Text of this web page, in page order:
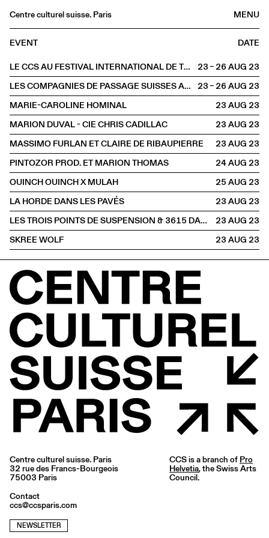
MENU
Centre culturel suisse. Paris
Agenda
Buvette
Archives
Medias
Publications
About
FR/EN
OFFSITE Aurillac
EVENT
DATE
LE CCS AU FESTIVAL INTERNATIONAL DE THÉÂTRE DE RUE D’AURILLAC
23 – 26 AUG2023
LES COMPAGNIES DE PASSAGE SUISSES AU FESTIVAL D'AURILLAC
23 – 26 AUG2023
MARIE-CAROLINE HOMINAL
23 AUG2023
MARION DUVAL - CIE CHRIS CADILLAC
23 AUG2023
MASSIMO FURLAN ET CLAIRE DE RIBAUPIERRE
23 AUG2023
PINTOZOR PROD. ET MARION THOMAS
24 AUG2023
OUINCH OUINCH X MULAH
25 AUG2023
LA HORDE DANS LES PAVÉS
23 AUG2023
LES TROIS POINTS DE SUSPENSION & 3615 DAKOTA
23 AUG2023
SKREE WOLF
23 AUG2023
Centre culturel suisse. Paris
32 rue des Francs-Bourgeois
75003 Paris
Contact
ccs@ccsparis.com
NEWSLETTER
CCS is a branch of Pro
Helvetia, the Swiss Arts
Council.